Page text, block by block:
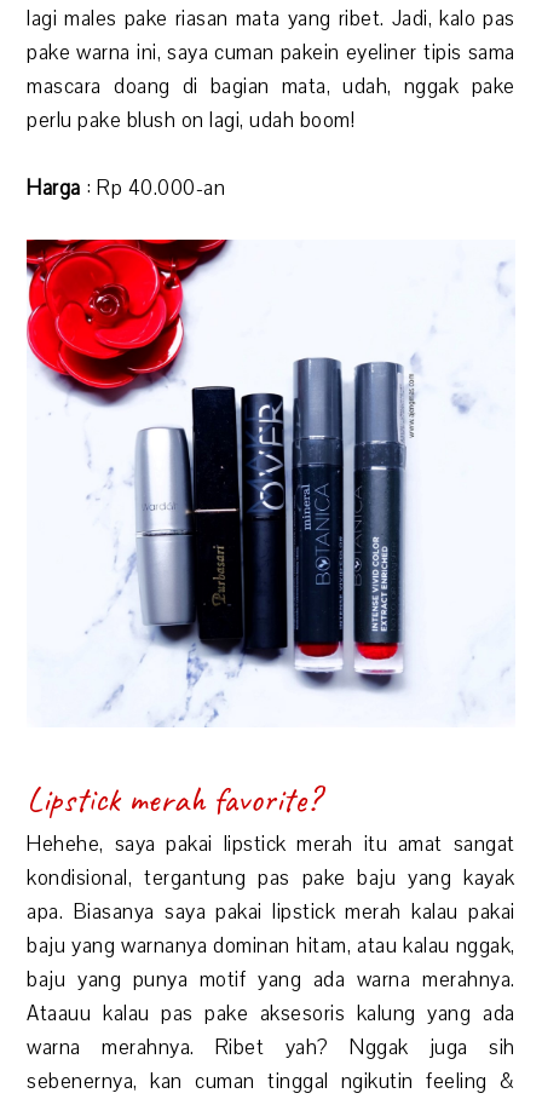
lagi males pake riasan mata yang ribet. Jadi, kalo pas
pake warna ini, saya cuman pakein eyeliner tipis sama
mascara doang di bagian mata, udah, nggak pake
perlu pake blush on lagi, udah boom!
Harga : Rp 40.000-an
Lipstick merah favorite?
Hehehe, saya pakai lipstick merah itu amat sangat
kondisional, tergantung pas pake baju yang kayak
apa. Biasanya saya pakai lipstick merah kalau pakai
baju yang warnanya dominan hitam, atau kalau nggak,
baju yang punya motif yang ada warna merahnya.
Ataauu kalau pas pake aksesoris kalung yang ada
warna merahnya. Ribet yah? Nggak juga sih
sebenernya, kan cuman tinggal ngikutin feeling &